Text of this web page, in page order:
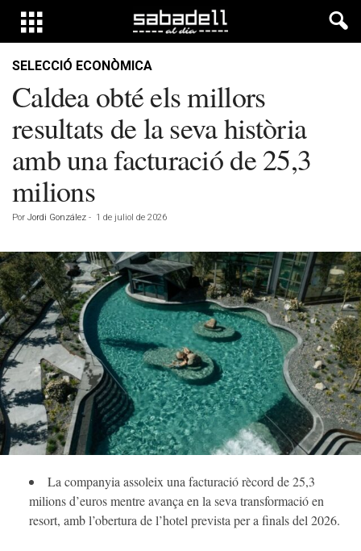
SELECCIÓ ECONÒMICA
Caldea obté els millors
resultats de la seva història
amb una facturació de 25,3
milions
Por Jordi González - 1 de juliol de 2026
La companyia assoleix una facturació rècord de 25,3
milions d’euros mentre avança en la seva transformació en
resort, amb l’obertura de l’hotel prevista per a finals del 2026.